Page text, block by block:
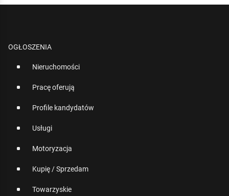
OGŁOSZENIA
Nieruchomości
Pracę oferują
Profile kandydatów
Usługi
Motoryzacja
Kupię / Sprzedam
Towarzyskie